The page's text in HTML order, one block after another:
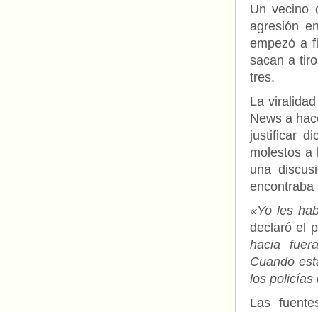
Un vecino
agresión
empezó a
sacan a
tres.
La
News a
justificar
molestos a
una
encontraba
«Yo les
declaró el
hacia
Cuando
los policías
Las